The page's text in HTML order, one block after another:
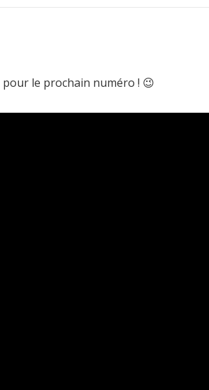
pour le prochain numéro ! 😉